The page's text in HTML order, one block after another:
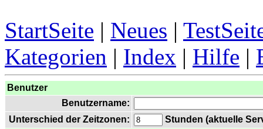
StartSeite | Neues |
Kategorien | Index | Hilfe |
Benutzer
Benutzername:
Unterschied der Zeitzonen:
Stunden (aktuelle